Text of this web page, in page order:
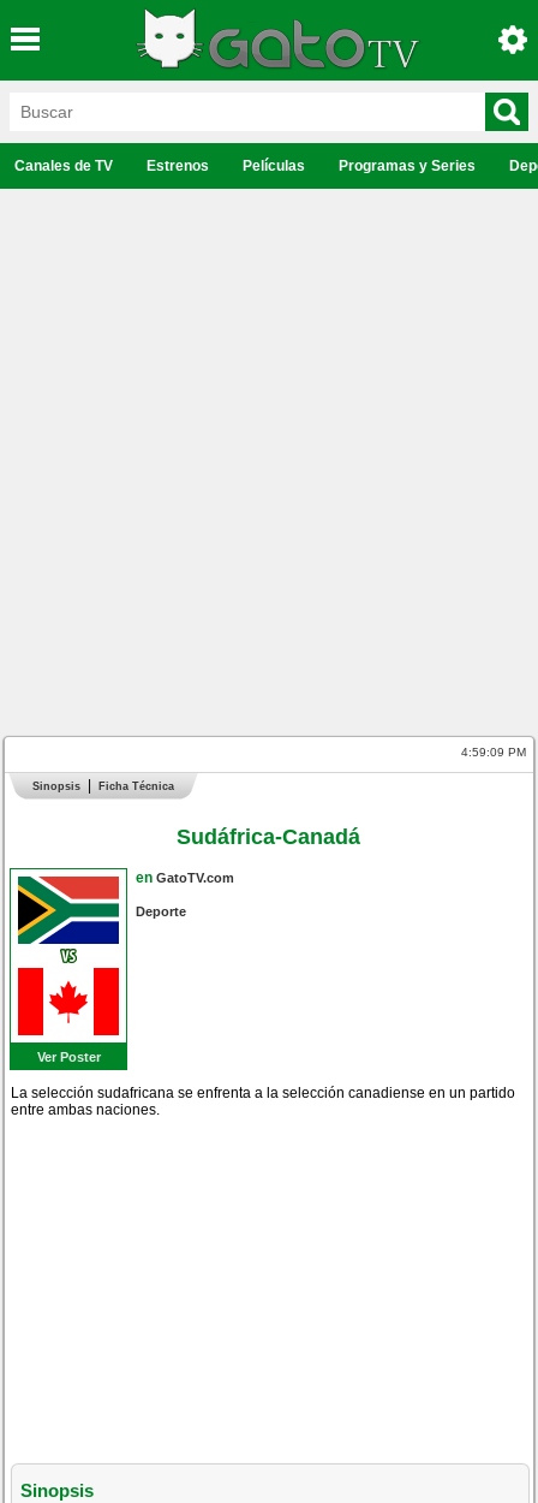
Canales de TV Estrenos Películas Programas y Series
4:59:10 PM
Sinopsis Ficha Técnica
Sudáfrica-Canadá
Ver Poster
en GatoTV.com
Deporte
La selección sudafricana se enfrenta a la selección canadiense en un partido
entre ambas naciones.
Sinopsis